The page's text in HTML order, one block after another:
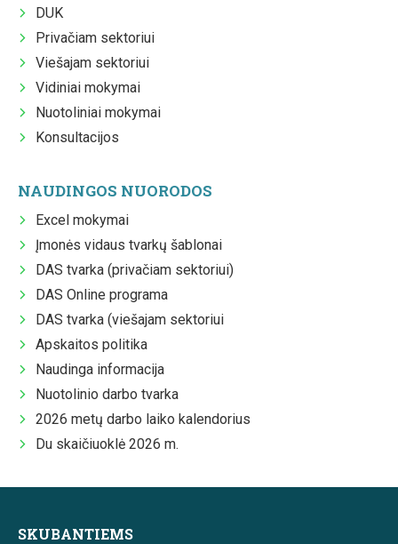
DUK
Privačiam sektoriui
Viešajam sektoriui
Vidiniai mokymai
Nuotoliniai mokymai
Konsultacijos
NAUDINGOS NUORODOS
Excel mokymai
Įmonės vidaus tvarkų šablonai
DAS tvarka (privačiam sektoriui)
DAS Online programa
DAS tvarka (viešajam sektoriui
Apskaitos politika
Naudinga informacija
Nuotolinio darbo tvarka
2026 metų darbo laiko kalendorius
Du skaičiuoklė 2026 m.
SKUBANTIEMS